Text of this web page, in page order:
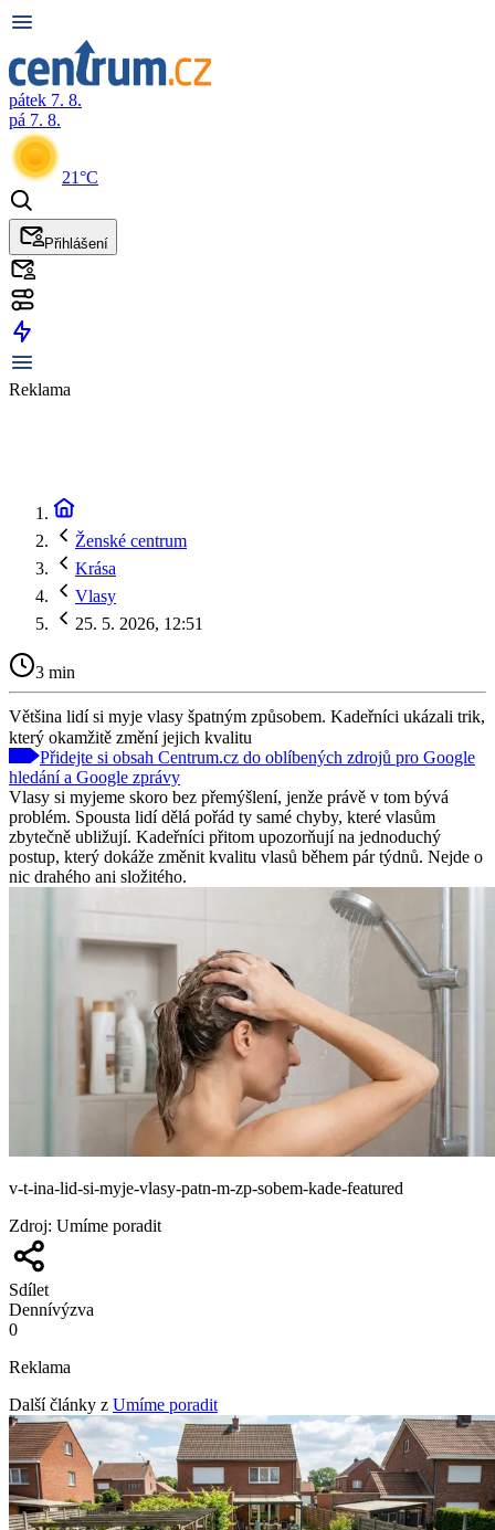
pátek 7. 8.
pá 7. 8.
21°C
Přihlášení
Reklama
Ženské centrum
Krása
Vlasy
25. 5. 2026, 12:51
3 min
Většina lidí si myje vlasy špatným způsobem. Kadeřníci ukázali trik,
který okamžitě změní jejich kvalitu
Přidejte si obsah Centrum.cz do oblíbených zdrojů pro Google
hledání a Google zprávy
Vlasy si myjeme skoro bez přemýšlení, jenže právě v tom bývá
problém. Spousta lidí dělá pořád ty samé chyby, které vlasům
zbytečně ubližují. Kadeřníci přitom upozorňují na jednoduchý
postup, který dokáže změnit kvalitu vlasů během pár týdnů. Nejde o
nic drahého ani složitého.
v-t-ina-lid-si-myje-vlasy-patn-m-zp-sobem-kade-featured
Zdroj: Umíme poradit
Sdílet
Dennívýzva
0
Reklama
Další články z Umíme poradit